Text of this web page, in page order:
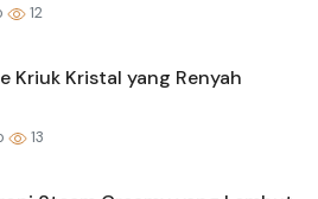
12
Kriuk Kristal yang Renyah
13